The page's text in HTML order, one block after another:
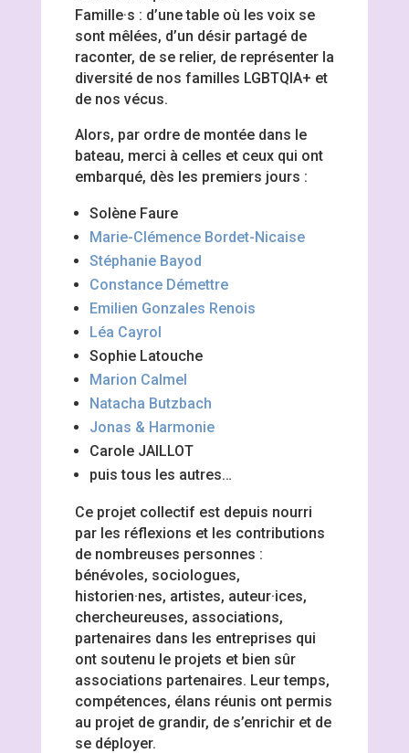
Famille·s : d’une table où les voix se
sont mêlées, d’un désir partagé de
raconter, de se relier, de représenter la
diversité de nos familles LGBTQIA+ et
de nos vécus.
Alors, par ordre de montée dans le
bateau, merci à celles et ceux qui ont
embarqué, dès les premiers jours :
Solène Faure
Marie-Clémence Bordet-Nicaise
Stéphanie Bayod
Constance Démettre
Emilien Gonzales Renois
Léa Cayrol
Sophie Latouche
Marion Calmel
Natacha Butzbach
Jonas & Harmonie
Carole JAILLOT
puis tous les autres…
Ce projet collectif est depuis nourri
par les réflexions et les contributions
de nombreuses personnes :
bénévoles, sociologues,
historien·nes, artistes, auteur·ices,
chercheureuses, associations,
partenaires dans les entreprises qui
ont soutenu le projets et bien sûr
associations partenaires. Leur temps,
compétences, élans réunis ont permis
au projet de grandir, de s’enrichir et de
se déployer.